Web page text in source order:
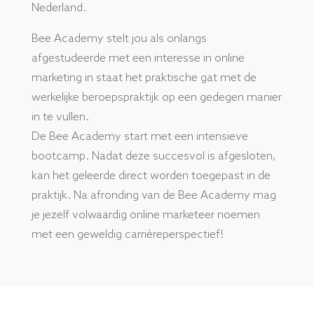
Nederland.
Bee Academy stelt jou als onlangs
afgestudeerde met een interesse in online
marketing in staat het praktische gat met de
werkelijke beroepspraktijk op een gedegen manier
in te vullen.
De Bee Academy start met een intensieve
bootcamp. Nadat deze succesvol is afgesloten,
kan het geleerde direct worden toegepast in de
praktijk. Na afronding van de Bee Academy mag
je jezelf volwaardig online marketeer noemen
met een geweldig carrièreperspectief!